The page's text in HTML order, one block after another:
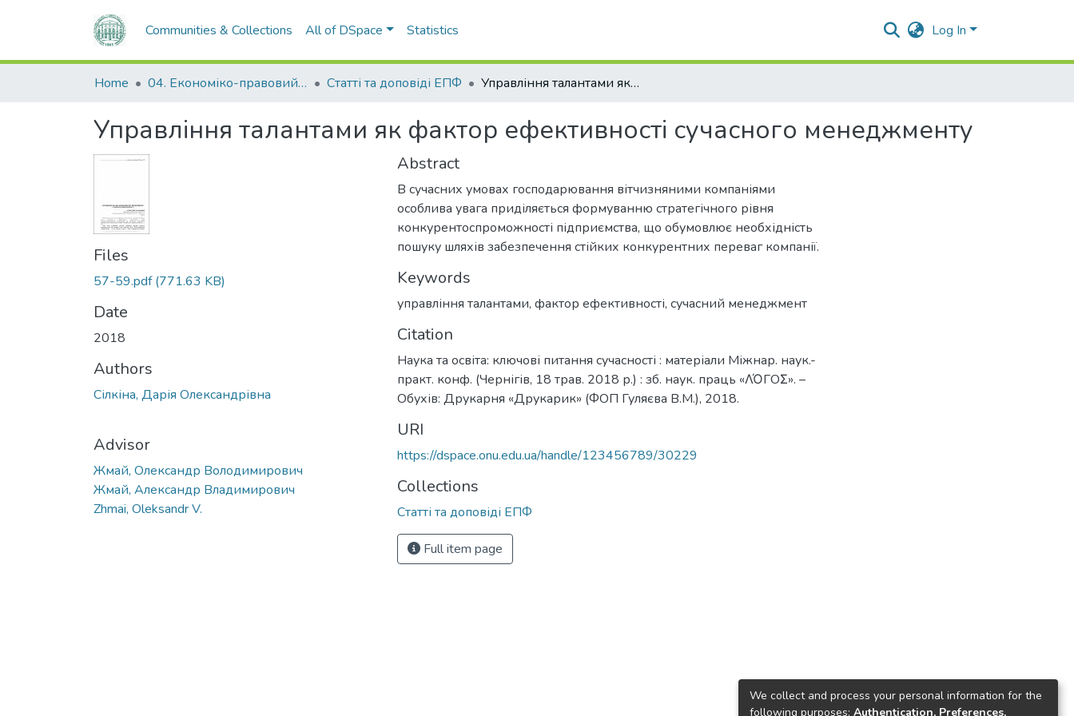
Communities & Collections All of DSpace Statistics Log In
Home 04. Економіко-правовий факультет Статті та доповіді ЕПФ Управління талантами як фактор ефективності сучасного менеджменту
Управління талантами як фактор ефективності сучасного менеджменту
Files
57-59.pdf(771.63 KB)
Date
2018
Authors
Сілкіна, Дарія Олександрівна
Advisor
Жмай, Олександр Володимирович
Жмай, Александр Владимирович
Zhmai, Oleksandr V.
Abstract
В сучасних умовах господарювання вітчизняними компаніями
особлива увага приділяється формуванню стратегічного рівня
конкурентоспроможності підприємства, що обумовлює необхідність
пошуку шляхів забезпечення стійких конкурентних переваг компанії.
Keywords
управління талантами, фактор ефективності, сучасний менеджмент
Citation
Наука та освіта: ключові питання сучасності : матеріали Міжнар. наук.-
практ. конф. (Чернігів, 18 трав. 2018 р.) : зб. наук. праць «ΛΌГOΣ». –
Обухів: Друкарня «Друкарик» (ФОП Гуляєва В.М.), 2018.
URI
https://dspace.onu.edu.ua/handle/123456789/30229
Collections
Статті та доповіді ЕПФ
Full item page
We collect and process your personal information for the
following purposes: Authentication, Preferences,